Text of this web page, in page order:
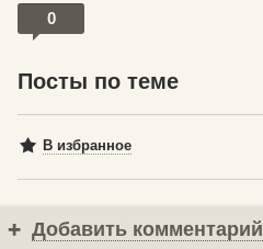
0
Посты по теме
В избранное
Добавить комментарий